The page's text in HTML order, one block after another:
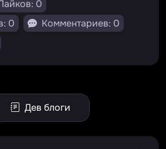
0
0
Комментариев: 0
Дев блоги